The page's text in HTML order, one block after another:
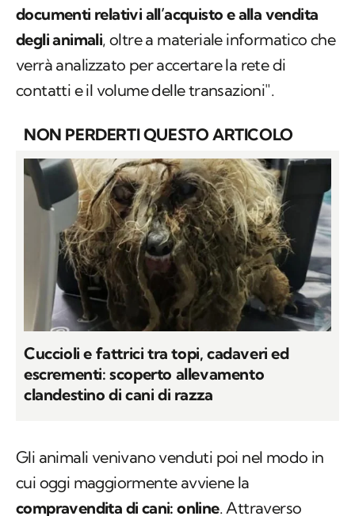
documenti relativi all’acquisto e alla vendita
degli animali, oltre a materiale informatico che
verrà analizzato per accertare la rete di
contatti e il volume delle transazioni".
NON PERDERTI QUESTO ARTICOLO
Cuccioli e fattrici tra topi, cadaveri ed
escrementi: scoperto allevamento
clandestino di cani di razza
Gli animali venivano venduti poi nel modo in
cui oggi maggiormente avviene la
compravendita di cani: online. Attraverso